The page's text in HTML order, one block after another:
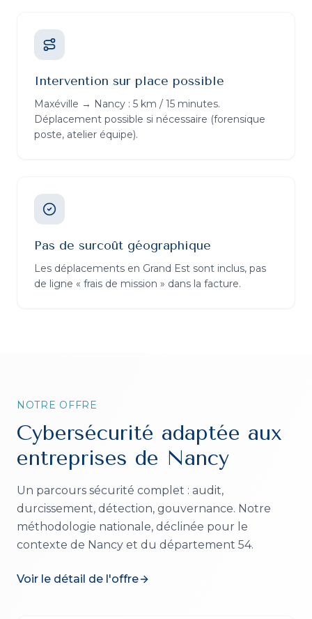
Intervention sur place possible
Maxéville → Nancy : 5 km / 15 minutes.
Déplacement possible si nécessaire (forensique
poste, atelier équipe).
Pas de surcoût géographique
Les déplacements en Grand Est sont inclus, pas
de ligne « frais de mission » dans la facture.
NOTRE OFFRE
Cybersécurité adaptée aux
entreprises de Nancy
Un parcours sécurité complet : audit,
durcissement, détection, gouvernance. Notre
méthodologie nationale, déclinée pour le
contexte de Nancy et du département 54.
Voir le détail de l'offre